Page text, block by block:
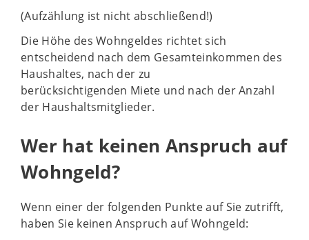
(Aufzählung ist nicht abschließend!)
Die Höhe des Wohngeldes richtet sich
entscheidend nach dem Gesamteinkommen des
Haushaltes, nach der zu
berücksichtigenden Miete und nach der Anzahl
der Haushaltsmitglieder.
Wer hat keinen Anspruch auf
Wohngeld?
Wenn einer der folgenden Punkte auf Sie zutrifft,
haben Sie keinen Anspruch auf Wohngeld: